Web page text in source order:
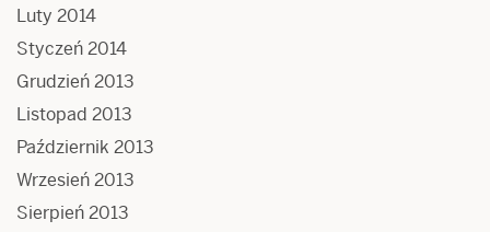
Luty 2014
Styczeń 2014
Grudzień 2013
Listopad 2013
Październik 2013
Wrzesień 2013
Sierpień 2013